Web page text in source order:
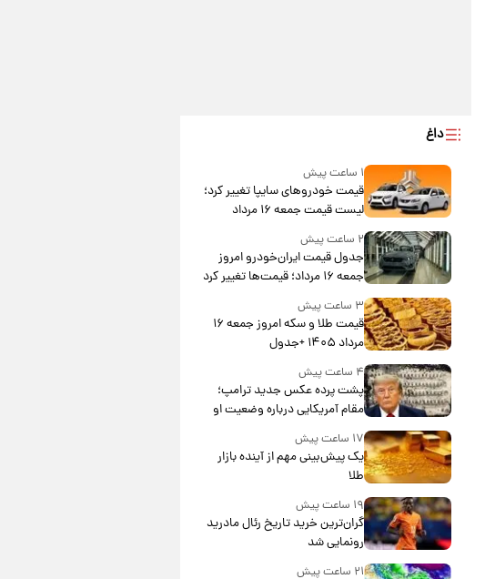
داغ
۱ ساعت پیش
قیمت خودروهای سایپا تغییر کرد؛
لیست قیمت جمعه ۱۶ مرداد
۲ ساعت پیش
جدول قیمت ایران‌خودرو امروز
جمعه ۱۶ مرداد؛ قیمت‌ها تغییر کرد
۳ ساعت پیش
قیمت طلا و سکه امروز جمعه ۱۶
مرداد ۱۴۰۵ +جدول
۴ ساعت پیش
پشت پرده عکس جدید ترامپ؛
مقام آمریکایی درباره وضعیت او
چه گفت؟
۱۷ ساعت پیش
یک پیش‌بینی مهم از آینده بازار
طلا
۱۹ ساعت پیش
گران‌ترین خرید تاریخ رئال مادرید
رونمایی شد
۲۱ ساعت پیش